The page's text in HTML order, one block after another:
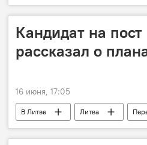
энергетический рынок
Кандидат на
рассказал о
16 июня, 17:05
В Литве Литва
Миндаугас Синкявичюс